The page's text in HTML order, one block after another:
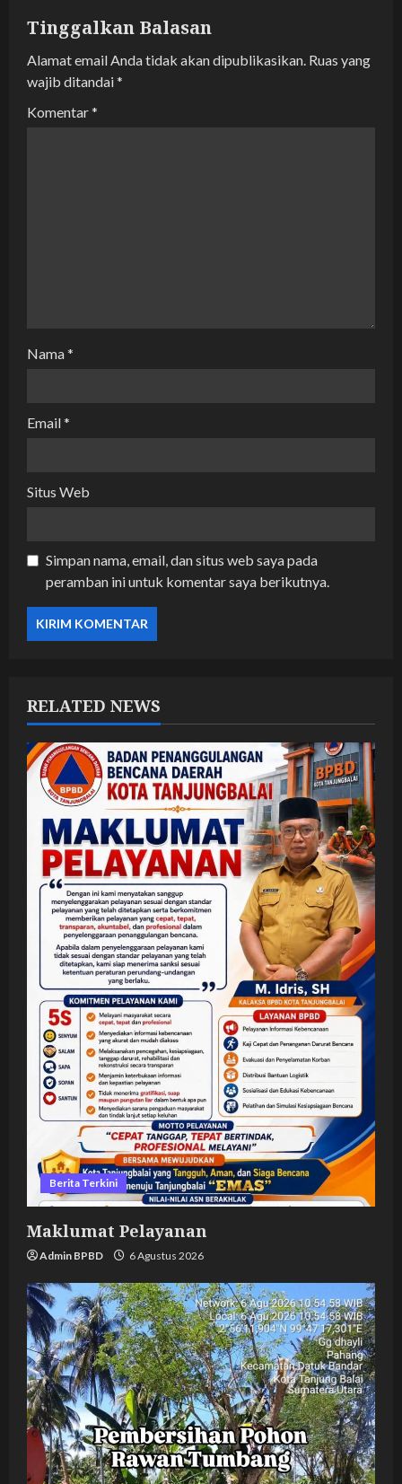
g
a
t
Tinggalkan Balasan
Alamat email Anda tidak akan dipublikasikan. Ruas yang
wajib ditandai*
Komentar*
Nama*
Email*
Situs Web
Simpan nama, email, dan situs web saya pada
peramban ini untuk komentar saya berikutnya.
RELATED NEWS
Berita Terkini
Maklumat Pelayanan
Admin BPBD 6 Agustus 2026